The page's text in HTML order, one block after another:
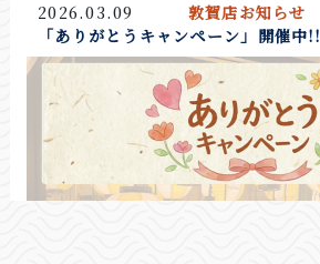
2026.03.09
敦賀店お知らせ
「ありがとうキャンペーン」開催中!!